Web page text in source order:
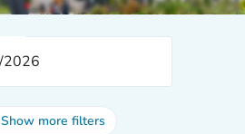
Show more filters